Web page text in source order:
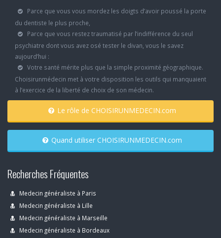
Parce que vous vous mordez les doigts d’avoir poussé la porte
du dentiste le plus proche,
Parce que vous restez traumatisé par l’indifférence du seul
psychiatre dont vous avez osé tester le divan, vous le savez
aujourd’hui :
Votre santé mérite plus que la simple proximité géographique.
Choisirunmédecin met à votre disposition les outils qui manquaient
à l’exercice de la liberté de choix de son médecin.
Le rôle de CHOISIRUNMEDECIN.com
Quand utiliser CHOISIRUNMEDECIN.com
Recherches Fréquentes
Medecin généraliste à Paris
Medecin généraliste à Lille
Medecin généraliste à Marseille
Medecin généraliste à Bordeaux